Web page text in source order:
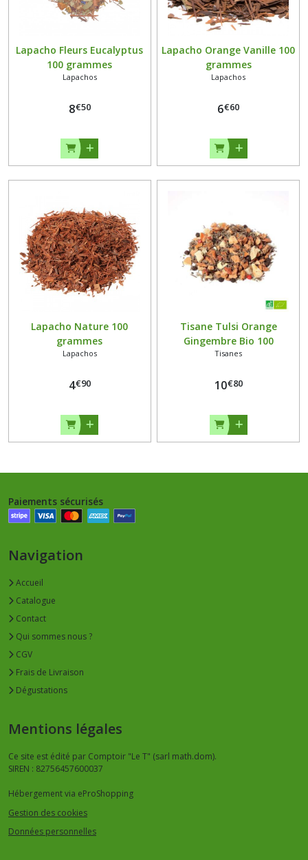
Lapacho Fleurs Eucalyptus
100 grammes
Lapachos
8€50
Lapacho Orange Vanille 100
grammes
Lapachos
6€60
Lapacho Nature 100
grammes
Lapachos
4€90
Tisane Tulsi Orange
Gingembre Bio 100
grammes
Tisanes
10€80
Paiements sécurisés
Navigation
Accueil
Catalogue
Contact
Qui sommes nous ?
CGV
Frais de Livraison
Dégustations
Mentions légales
Ce site est édité par Comptoir "Le T" (sarl math.dom).
SIREN : 82756457600037
Hébergement via eProShopping
Gestion des cookies
Données personnelles